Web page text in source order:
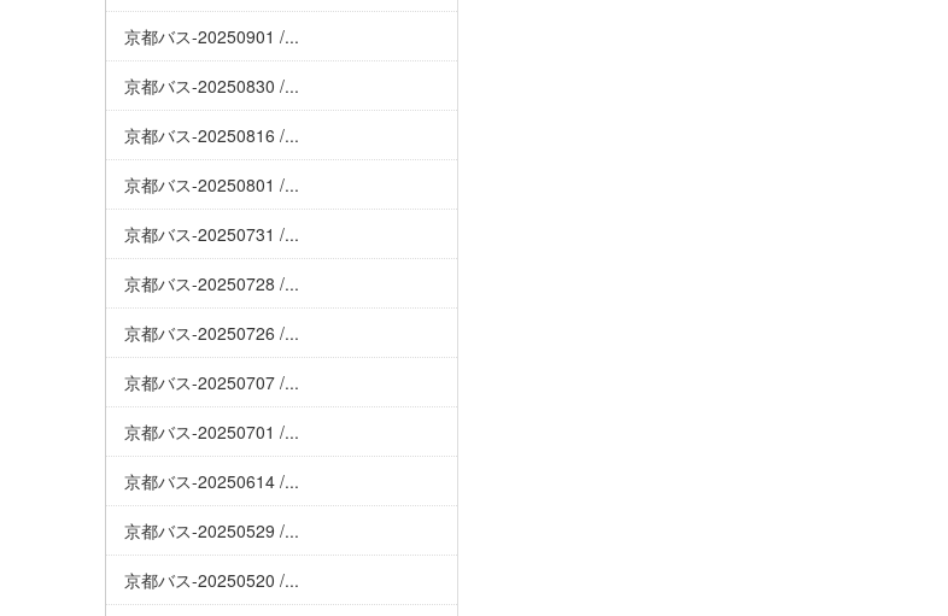
京都バス-20250901 /...
京都バス-20250830 /...
京都バス-20250816 /...
京都バス-20250801 /...
京都バス-20250731 /...
京都バス-20250728 /...
京都バス-20250726 /...
京都バス-20250707 /...
京都バス-20250701 /...
京都バス-20250614 /...
京都バス-20250529 /...
京都バス-20250520 /...